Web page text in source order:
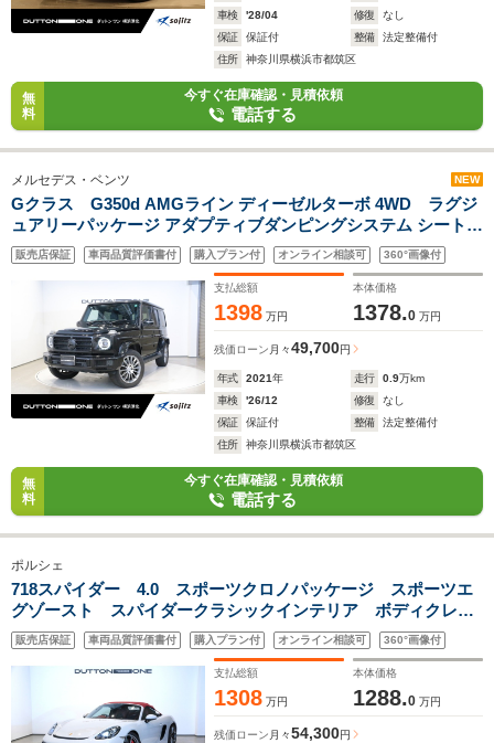
車検 '28/04 修復
なし
保証
保証付 整備
法定整備付
住所
神奈川県横浜市都筑区
無
料
今すぐ在庫確認・見積依頼
電話する
メルセデス・ベンツ NEW
Gクラス G350d AMGライン ディーゼルターボ 4WD ラグジ
ュアリーパッケージ アダプティブダンピングシステム シートヒ
ーター Brumesterサウンド スライディングルーフ ブラックレ
ザー 20インチアルミホイール レーダーセーフティパッケージ
販売店保証 車両品質評価書付 購入プラン付 オンライン相談可 360°画像付
支払総額
1398 万円
本体価格
1378.0 万円
残価ローン 月々49,700円
年式 2021年 走行 0.9万km
車検
'26/12 修復
なし
保証
保証付 整備
法定整備付
住所
神奈川県横浜市都筑区
無
料
今すぐ在庫確認・見積依頼
電話する
ポルシェ
718スパイダー 4.0 スポーツクロノパッケージ スポーツエ
グゾースト スパイダークラシックインテリア ボディクレヨ
ン色 サテンプラチナ21インチAW 電動格納ミラー シート
ヒーター レッドルーフ クルーズコントロール
販売店保証 車両品質評価書付 購入プラン付 オンライン相談可 360°画像付
支払総額
1308 万円
本体価格
1288.0 万円
残価ローン 月々54,300円